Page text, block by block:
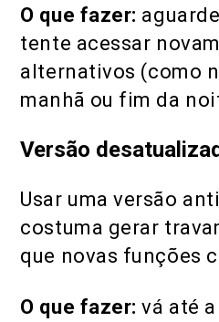
O que fazer:
tente acessar
alternativos (como
manhã ou fim da
Versão
Usar uma versão
costuma gerar
que novas funções
O que fazer: vá até